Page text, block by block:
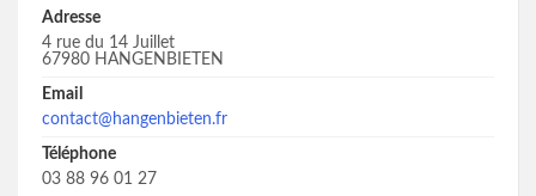
Adresse
4 rue du 14 Juillet
67980 HANGENBIETEN
Email
contact@hangenbieten.fr
Téléphone
03 88 96 01 27